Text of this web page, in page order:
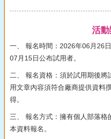
活
一、 報名時間：2026年06月26
07月15日公布試用者。
二、 報名資格：須於試用期後
用文章內容須符合廠商提供資料
得。
三、 報名方式：擁有個人部落
本資料報名。